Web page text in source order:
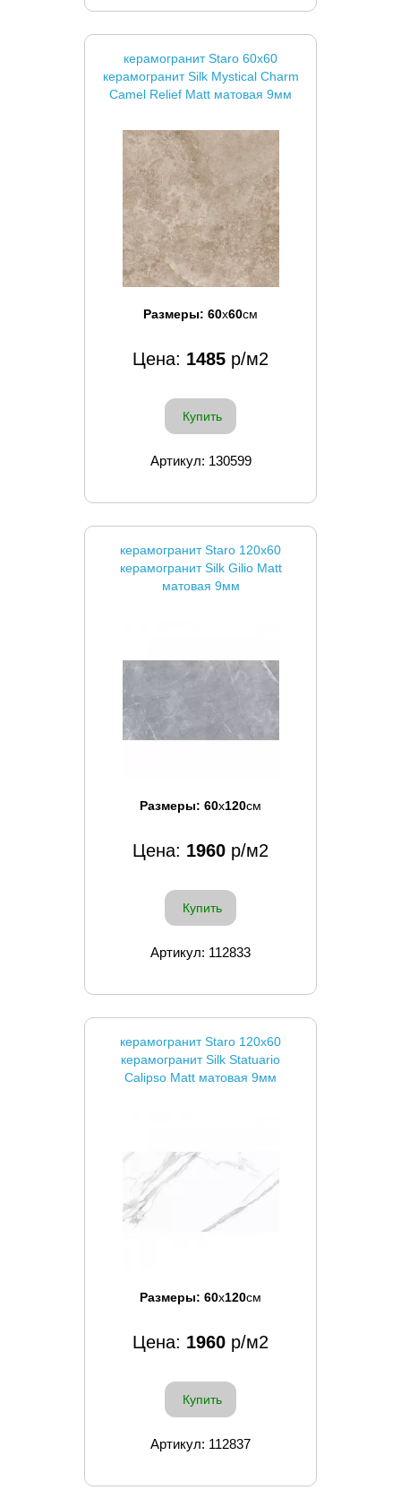
керамогранит Staro 60x60
керамогранит Silk Mystical Charm
Camel Relief Matt матовая 9мм
Размеры: 60x60см
Цена: 1485 р/м2
Купить
Артикул: 130599
керамогранит Staro 120x60
керамогранит Silk Gilio Matt
матовая 9мм
Размеры: 60x120см
Цена: 1960 р/м2
Купить
Артикул: 112833
керамогранит Staro 120x60
керамогранит Silk Statuario
Calipso Matt матовая 9мм
Размеры: 60x120см
Цена: 1960 р/м2
Купить
Артикул: 112837